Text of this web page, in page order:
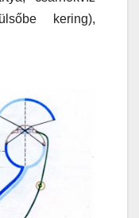
kering),